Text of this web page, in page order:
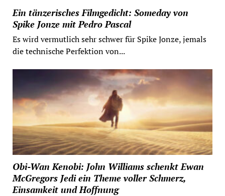
Ein tänzerisches Filmgedicht: Someday von
Spike Jonze mit Pedro Pascal
Es wird vermutlich sehr schwer für Spike Jonze, jemals
die technische Perfektion von...
Obi-Wan Kenobi: John Williams schenkt Ewan
McGregors Jedi ein Theme voller Schmerz,
Einsamkeit und Hoffnung